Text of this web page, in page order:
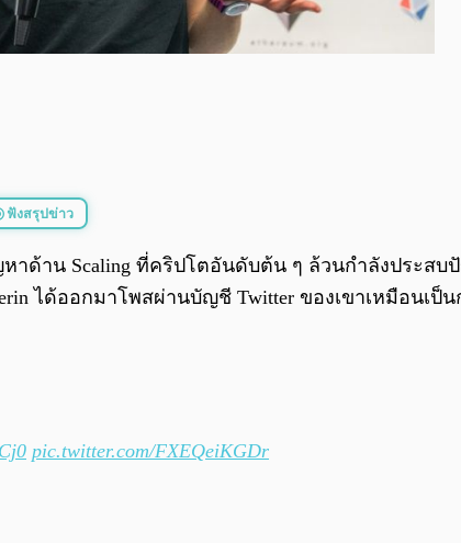
ฟังสรุปข่าว
าด้าน Scaling ที่คริปโตอันดับต้น ๆ ล้วนกำลังประสบ
ได้ออกมาโพสผ่านบัญชี Twitter ของเขาเหมือนเป็น
pic.twitter.com/FXEQeiKGDr